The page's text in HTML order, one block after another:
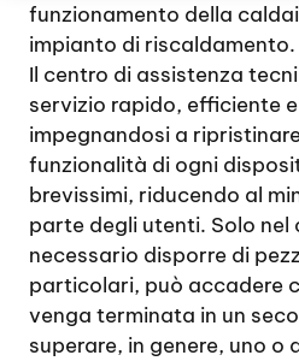
funzionamento della
impianto di riscaldamento.
Il centro di assistenza
servizio rapido, efficiente
impegnandosi a
funzionalità di ogni
brevissimi, riducendo al
parte degli utenti. Solo nel
necessario disporre di
particolari, può accadere
venga terminata in un
superare, in genere, uno o